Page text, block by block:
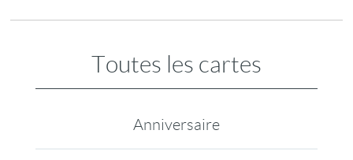
Toutes les cartes
Anniversaire